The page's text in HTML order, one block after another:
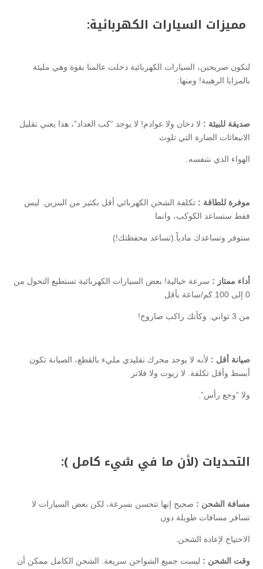
مميزات السيارات الكهربائية:
لنكون صريحين، السيارات الكهربائية دخلت عالمنا بقوة وهي مليئة
بالمزايا الرهيبة! ومنها:
صديقة للبيئة : لا دخان ولا عوادم! لا يوجد “كب العداد”، هذا يعني تقليل
الانبعاثات الضارة التي تلوث
الهواء الذي نتنفسه.
موفرة للطاقة : تكلفة الشحن الكهربائي أقل بكثير من البنزين. ليس
فقط ستساعد الكوكب، وانما
ستوفر وتساعدك مادياً.(تساعد محفظتك!)
أداء ممتاز : سرعة خيالية! بعض السيارات الكهربائية تستطيع التحول من
0 إلى 100 كم/ساعة بأقل
من 3 ثواني. وكأنك راكب صاروخ!
صيانة أقل : لأنه لا يوجد محرك تقليدي مليء بالقطع، الصيانة تكون
أبسط وأقل تكلفة. لا زيوت ولا فلاتر
ولا “وجع رأس”.
التحديات (لأن ما في شيء كامل ):
مسافة الشحن : صحيح إنها تتحسن بسرعة، لكن بعض السيارات لا
تسافر مسافات طويلة دون
الاحتياج لإعادة الشحن.
وقت الشحن : ليست جميع الشواحن سريعة. الشحن الكامل ممكن أن